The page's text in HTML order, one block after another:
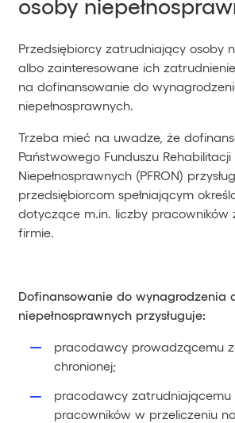
Przedsiębiorcy zatrudniający osoby
albo zainteresowane ich
na dofinansowanie do
niepełnosprawnych.
Trzeba mieć na uwadze, że
Państwowego Funduszu Rehabilitacji
Niepełnosprawnych (PFRON)
przedsiębiorcom spełniającym
dotyczące m.in. liczby pracowników
firmie.
Dofinansowanie do wynagrodzenia
niepełnosprawnych przysługuje:
pracodawcy prowadzącemu
chronionej;
pracodawcy zatrudniającemu
pracowników w przeliczeniu